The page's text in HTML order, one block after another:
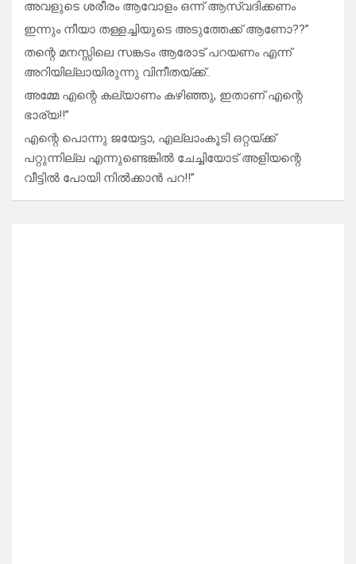
അവളുടെ ശരീരം ആവോളം ഒന്ന് ആസ്വദിക്കണം
ഇന്നും നീയാ തള്ളച്ചിയുടെ അടുത്തേക്ക് ആണോ??”
തന്റെ മനസ്സിലെ സങ്കടം ആരോട് പറയണം എന്ന്
അറിയില്ലായിരുന്നു വിനീതയ്ക്ക്..
അമ്മേ എന്റെ കല്യാണം കഴിഞ്ഞു, ഇതാണ് എന്റെ
ഭാര്യ!!”
എന്റെ പൊന്നു ജയേട്ടാ, എല്ലാംകൂടി ഒറ്റയ്ക്ക്
പറ്റുന്നില്ല എന്നുണ്ടെങ്കിൽ ചേച്ചിയോട് അളിയന്റെ
വീട്ടിൽ പോയി നിൽക്കാൻ പറ!!”